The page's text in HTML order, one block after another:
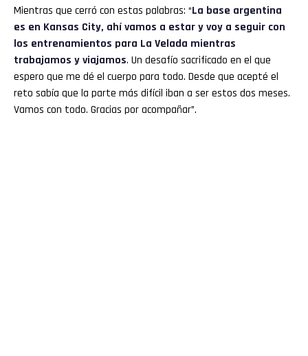
Mientras que cerró con estas palabras: “La base argentina
es en Kansas City, ahí vamos a estar y voy a seguir con
los entrenamientos para La Velada mientras
trabajamos y viajamos. Un desafío sacrificado en el que
espero que me dé el cuerpo para todo. Desde que acepté el
reto sabía que la parte más difícil iban a ser estos dos meses.
Vamos con todo. Gracias por acompañar”.